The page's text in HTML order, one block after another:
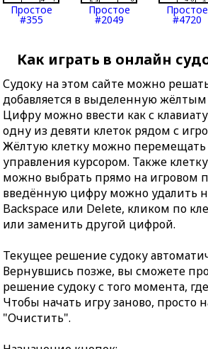
Простое
#355
Простое
#2049
Простое
#4720
Как играть в онлайн
Судоку на этом сайте можно
добавляется в выделенную жёлтым
Цифру можно ввести как с
одну из девяти клеток рядом с
Жёлтую клетку можно
управления курсором. Также
можно выбрать прямо на игровом
введённую цифру можно удалить
Backspace или Delete, кликом по
или заменить другой цифрой.
Текущее решение судоку
Вернувшись позже, вы сможете
решение судоку с того момента,
Чтобы начать игру заново, просто
"Очистить".